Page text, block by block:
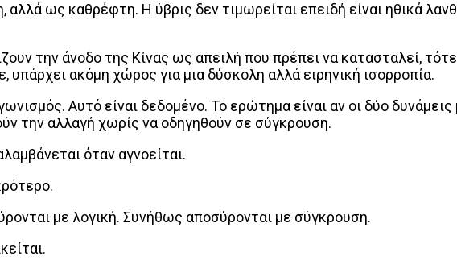
ως καθρέφτη. Η ύβρις δεν τιμωρείται επειδή είναι ηθικά
την άνοδο της Κίνας ως απειλή που πρέπει να κατασταλεί, τότε
ακόμη χώρος για μια δύσκολη αλλά ειρηνική ισορροπία.
Αυτό είναι δεδομένο. Το ερώτημα είναι αν οι δύο
την αλλαγή χωρίς να οδηγηθούν σε σύγκρουση.
όταν αγνοείται.
με λογική. Συνήθως αποσύρονται με σύγκρουση.